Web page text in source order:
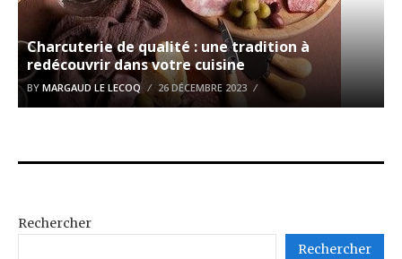
Charcuterie de qualité : une tradition à
redécouvrir dans votre cuisine
BY MARGAUD LE LECOQ 26 DÉCEMBRE 2023
Rechercher
Rechercher